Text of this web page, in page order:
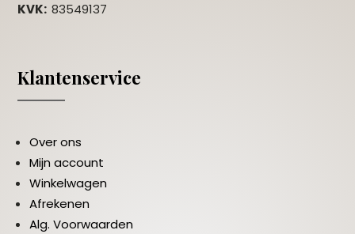
KVK:83549137
Klantenservice
Over ons
Mijn account
Winkelwagen
Afrekenen
Alg. Voorwaarden